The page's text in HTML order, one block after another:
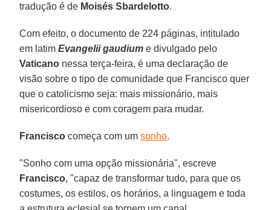
tradução é de Moisés Sbardelotto.
Com efeito, o documento de 224 páginas, intitulado
em latimEvangelii gaudium e divulgado pelo
Vaticano nessa terça-feira, é uma declaração de
visão sobre o tipo de comunidade que Francisco quer
que o catolicismo seja: mais missionário, mais
misericordioso e com coragem para mudar.
Francisco começa com umsonho.
"Sonho com uma opção missionária", escreve
Francisco, "capaz de transformar tudo, para que os
costumes, os estilos, os horários, a linguagem e toda